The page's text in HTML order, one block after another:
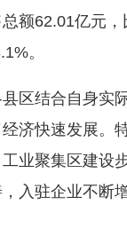
额62.01亿元
。
结合自身实
济快速发展
业聚集区建
入驻企业不断